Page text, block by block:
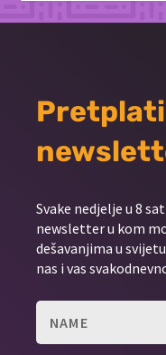
Pretplati
Svake nedjelje u 8
newsletter u kom
dešavanjima u
nas i vas